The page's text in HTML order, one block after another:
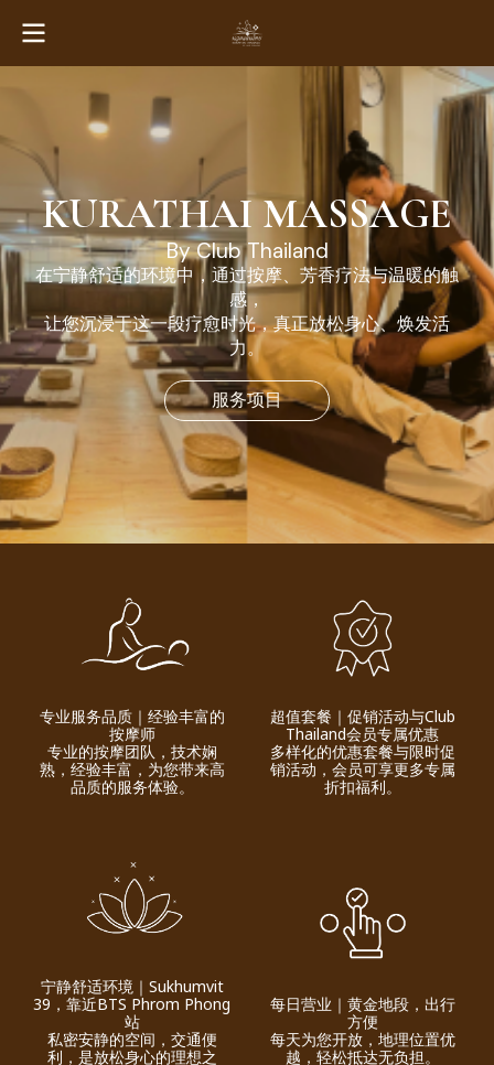
KURATHAI MASSAGE
ByClubThailand
在宁静舒适的环境中 ， 通过按摩、 芳香疗法与温暖的触
感，
让您沉浸于这一段疗愈时光，真正放松身心、焕发活
力。
服务项目
专业服务品质｜经验丰富的
按摩师
专业的按摩团队，技术娴
熟，经验丰富，为您带来高
品质的服务体验。
超值套餐｜促销活动与Club
Thailand会员专属优惠
多样化的优惠套餐与限时促
销活动，会员可享更多专属
折扣福利。
宁静舒适环境｜Sukhumvit
39，靠近BTS Phrom Phong
站
私密安静的空间，交通便
利，是放松身心的理想之
每日营业｜黄金地段，出行
方便
每天为您开放，地理位置优
越，轻松抵达无负担。